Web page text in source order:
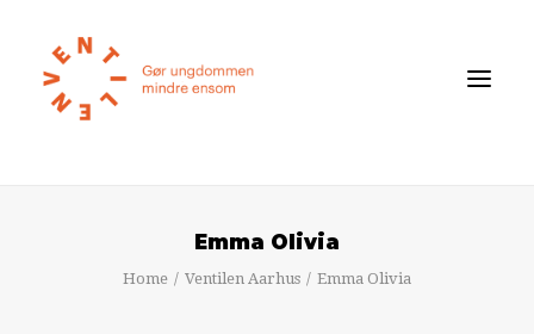
Emma Olivia
Home Ventilen Aarhus Emma Olivia